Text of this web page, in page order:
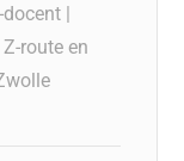
|
route en